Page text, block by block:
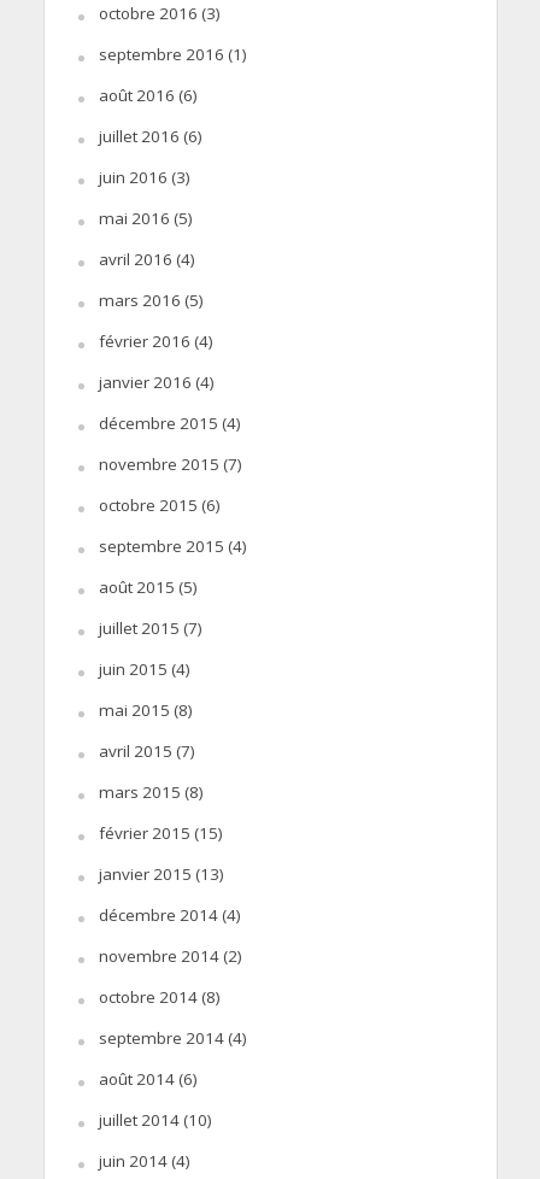
octobre 2016 (3)
septembre 2016 (1)
août 2016 (6)
juillet 2016 (6)
juin 2016 (3)
mai 2016 (5)
avril 2016 (4)
mars 2016 (5)
février 2016 (4)
janvier 2016 (4)
décembre 2015 (4)
novembre 2015 (7)
octobre 2015 (6)
septembre 2015 (4)
août 2015 (5)
juillet 2015 (7)
juin 2015 (4)
mai 2015 (8)
avril 2015 (7)
mars 2015 (8)
février 2015 (15)
janvier 2015 (13)
décembre 2014(4)
novembre 2014(2)
octobre 2014(8)
septembre 2014(4)
août 2014(6)
juillet 2014(10)
juin 2014(4)